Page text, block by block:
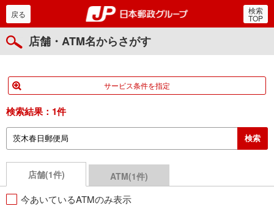
郵便局・日本郵政グルー
戻る 検索
TOP
店舗・ATM名からさがす
サービス条件を指定
検索結果： 1件
店舗(1件) ATM(1件)
今あいているATMのみ表示